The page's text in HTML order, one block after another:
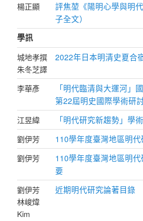
楊正顯
評焦堃《陽明心學與明
子全文）
學訊
城地孝撰
朱冬芝譯
2022年日本明清史夏合
李華彥
「明代臨清與大運河」
第22屆明史國際學術研
江昱緯 「明代研究新趨勢」學
劉伊芳 110學年度臺灣地區明
劉伊芳
110學年度臺灣地區明
要
劉伊芳
林峻煒
Kim
近期明代研究論著目錄